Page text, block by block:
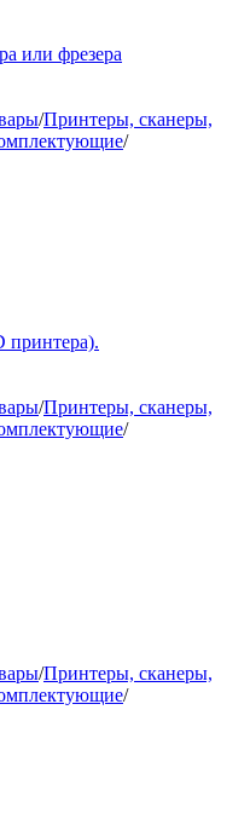
или фрезера
/Принтеры, сканеры,
/
принтера).
/Принтеры, сканеры,
/
/Принтеры, сканеры,
/